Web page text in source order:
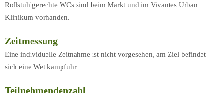
Rollstuhlgerechte WCs sind beim Markt und im Vivantes Urban
Klinikum vorhanden.
Zeitmessung
Eine individuelle Zeitnahme ist nicht vorgesehen, am Ziel befindet
sich eine Wettkampfuhr.
Teilnehmendenzahl